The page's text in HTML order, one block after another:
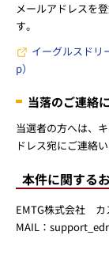
メールアドレスを
す。
イーグルスド
p）
当落のご連絡
当選者の方へは、
ドレス宛にご連絡い
本件に関する
EMTG株式会社 カ
MAIL：